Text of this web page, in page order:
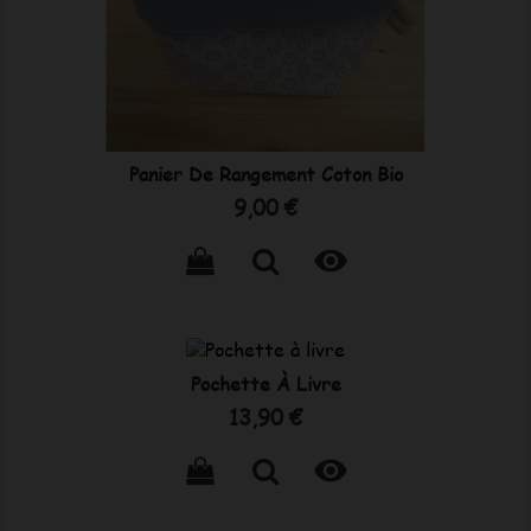
Panier De Rangement Coton Bio
Prix
9,00 €

Pochette À Livre
Prix
13,90 €
